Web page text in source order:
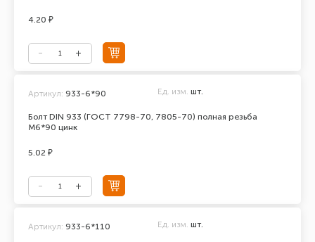
4.20 ₽
Болт DIN 933 (ГОСТ 7798-70, 7805-70) полная резьба
М6*90 цинк
Артикул: 933-6*90 Ед. изм. шт.
5.02 ₽
Артикул: 933-6*110 Ед. изм. шт.